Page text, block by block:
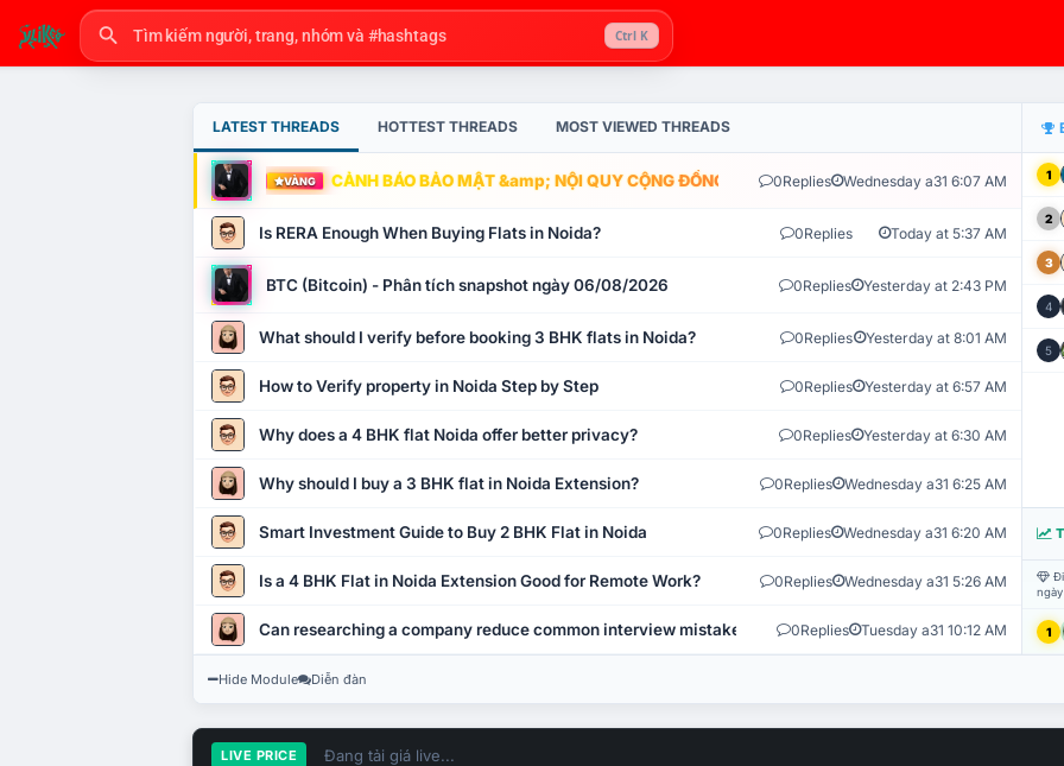
Ctrl K
LATEST THREADS HOTTEST THREADS MOST VIEWED THREADS
VÀNG CẢNH BÁO BẢO MẬT &amp; NỘI QUY CỘNG ĐỒNG VLIKE.VN: HỆ THỐNG GIÁM SÁT TỰ
0Replies Wednesday a31 6:07 AM
Is RERA Enough When Buying Flats in Noida? 0Replies Today at 5:37 AM
BTC (Bitcoin) - Phân tích snapshot ngày 06/08/2026 0Replies Yesterday at 2:43 PM
What should I verify before booking 3 BHK flats in Noida? 0Replies Yesterday at 8:01 AM
How to Verify property in Noida Step by Step 0Replies Yesterday at 6:57 AM
Why does a 4 BHK flat Noida offer better privacy? 0Replies Yesterday at 6:30 AM
Why should I buy a 3 BHK flat in Noida Extension? 0Replies Wednesday a31 6:25 AM
Smart Investment Guide to Buy 2 BHK Flat in Noida 0Replies Wednesday a31 6:20 AM
Is a 4 BHK Flat in Noida Extension Good for Remote Work? 0Replies Wednesday a31 5:26 AM
Can researching a company reduce common interview mistakes? 0Replies Tuesday a31 10:12 AM
1
2
3
4
5
1
Hide Module Diễn đàn
LIVE PRICE Đang tải giá live...